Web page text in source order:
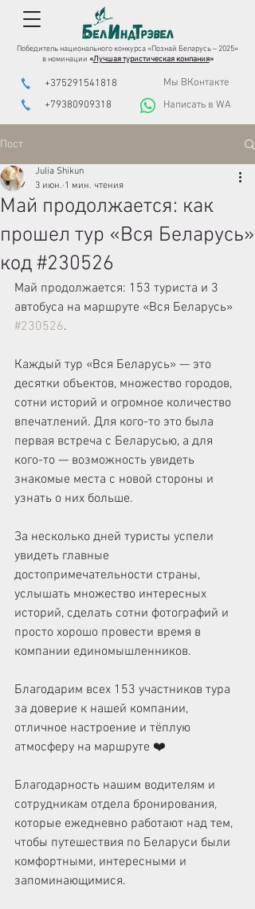
Победитель национального конкурса «Познай Беларусь – 2025»
в номинации «Лучшая туристическая компания»
+375291541818
Мы ВКонтакте
+79380909318
Написать в WA
Пост
Май продолжается: как
прошел тур «Вся Беларусь»
код #230526
Julia Shikun
3 июн. 1 мин. чтения
Май продолжается: 153 туриста и 3
автобуса на маршруте «Вся Беларусь»
#230526.
Каждый тур «Вся Беларусь» — это
десятки объектов, множество городов,
сотни историй и огромное количество
впечатлений. Для кого-то это была
первая встреча с Беларусью, а для
кого-то — возможность увидеть
знакомые места с новой стороны и
узнать о них больше.
За несколько дней туристы успели
увидеть главные
достопримечательности страны,
услышать множество интересных
историй, сделать сотни фотографий и
просто хорошо провести время в
компании единомышленников.
Благодарим всех 153 участников тура
за доверие к нашей компании,
отличное настроение и тёплую
атмосферу на маршруте ❤️
Благодарность нашим водителям и
сотрудникам отдела бронирования,
которые ежедневно работают над тем,
чтобы путешествия по Беларуси были
комфортными, интересными и
запоминающимися.